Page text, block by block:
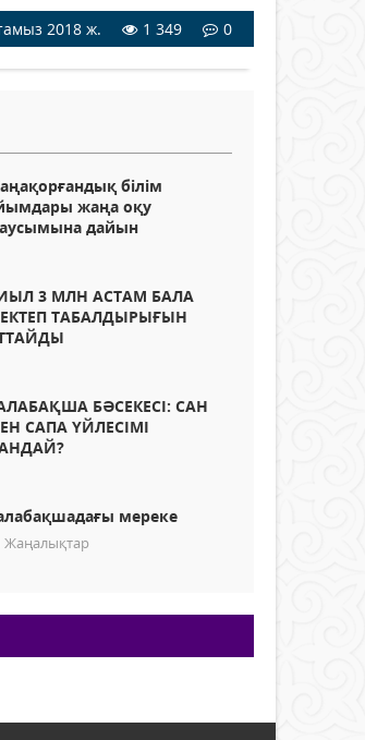
2018 ж. 1 349 0
білім
жаңа оқу
дайын
3 МЛН АСТАМ БАЛА
ТАБАЛДЫРЫҒЫН
БӘСЕКЕСІ: САН
САПА ҮЙЛЕСІМІ
мереке
Жаңалықтар